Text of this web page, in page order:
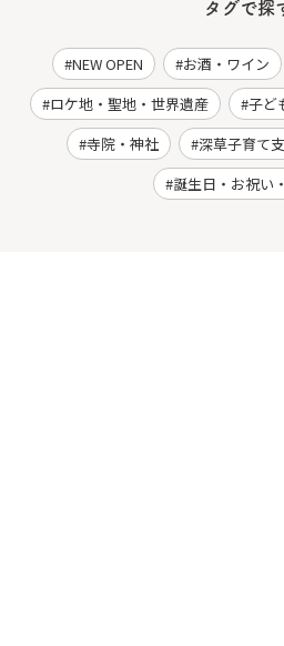
タグで探
NEW OPEN お酒・ワイン
ロケ地・聖地・世界遺産
子ど
寺院・神社
深草子育て
誕生日・お祝い